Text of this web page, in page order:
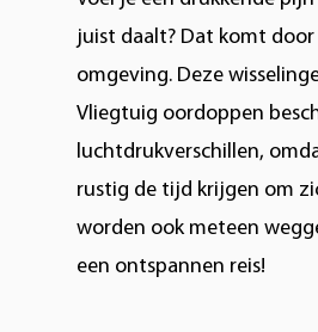
juist daalt? Dat komt
omgeving. Deze
Vliegtuig oordoppen
luchtdrukverschillen,
rustig de tijd krijgen om
worden ook meteen
een ontspannen reis!